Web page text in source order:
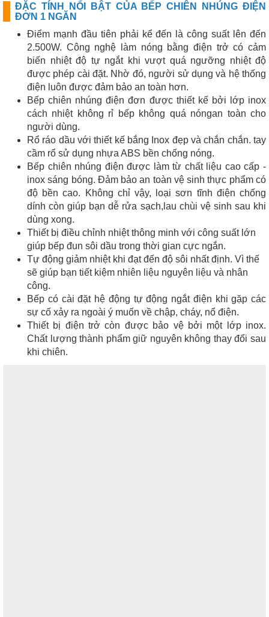
ĐẶC TÍNH NỔI BẬT CỦA BẾP CHIÊN NHÚNG ĐIỆN
ĐƠN 1 NGĂN
Điểm mạnh đầu tiên phải kể đến là công suất lên đến
2.500W. Công nghệ làm nóng bằng điện trở có cảm
biến nhiệt độ tự ngắt khi vượt quá ngưỡng nhiệt độ
được phép cài đặt. Nhờ đó, người sử dụng và hệ thống
điện luôn được đảm bảo an toàn hơn.
Bếp chiên nhúng điện đơn được thiết kế bởi lớp inox
cách nhiệt không rỉ bếp không quá nóngan toàn cho
người dùng.
Rổ ráo dầu với thiết kế bắng Inox đẹp và chắn chắn. tay
cầm rổ sử dụng nhựa ABS bền chống nóng.
Bếp chiên nhúng điện được làm từ chất liệu cao cấp -
inox sáng bóng. Đảm bảo an toàn vệ sinh thực phẩm có
độ bền cao. Không chỉ vậy, loại sơn tĩnh điện chống
dính còn giúp bạn dễ rửa sạch,lau chùi vệ sinh sau khi
dùng xong.
Thiết bị điều chỉnh nhiệt thông minh với công suất lớn
giúp bếp đun sôi dầu trong thời gian cực ngắn.
Tự động giảm nhiệt khi đạt đến độ sôi nhất định. Vì thế
sẽ giúp bạn tiết kiệm nhiên liệu nguyên liệu và nhân
công.
Bếp có cài đặt hệ động tự động ngắt điện khi gặp các
sự cố xảy ra ngoài ý muốn về chập, cháy, nổ điện.
Thiết bị điện trở còn được bảo vệ bởi một lớp inox.
Chất lượng thành phẩm giữ nguyên không thay đổi sau
khi chiên.